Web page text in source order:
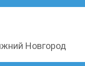
Новгород